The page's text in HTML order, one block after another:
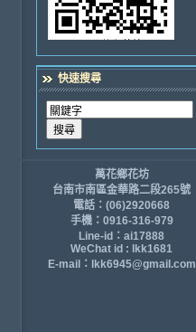
快速搜尋
萬花鄉花坊
台南市南區金華路二段265號
電話：(06)2920668
手機：0916-316-979
Line-id：ai17888
WeChat id : lkk1681
E-mail：lkk6945@gmail.com